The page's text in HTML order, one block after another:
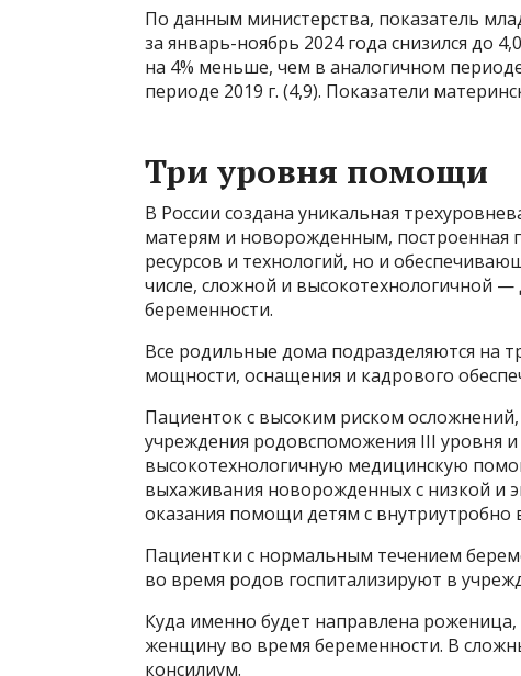
По данным министерства, показатель
за январь-ноябрь 2024 года снизился до
на 4% меньше, чем в аналогичном
периоде 2019 г. (4,9). Показатели
Три уровня помощи
В России создана уникальная
матерям и новорожденным, построенная
ресурсов и технологий, но и
числе, сложной и высокотехнологичной
беременности.
Все родильные дома подразделяются на
мощности, оснащения и кадрового
Пациенток с высоким риском
учреждения родовспоможения III уровня
высокотехнологичную медицинскую
выхаживания новорожденных с низкой и
оказания помощи детям с
Пациентки с нормальным течением
во время родов госпитализируют в
Куда именно будет направлена
женщину во время беременности. В
консилиум.